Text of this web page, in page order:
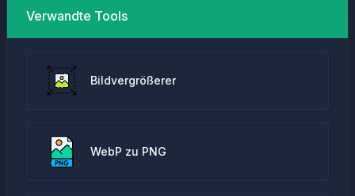
Verwandte Tools
Bildvergrößerer
WebP zu PNG